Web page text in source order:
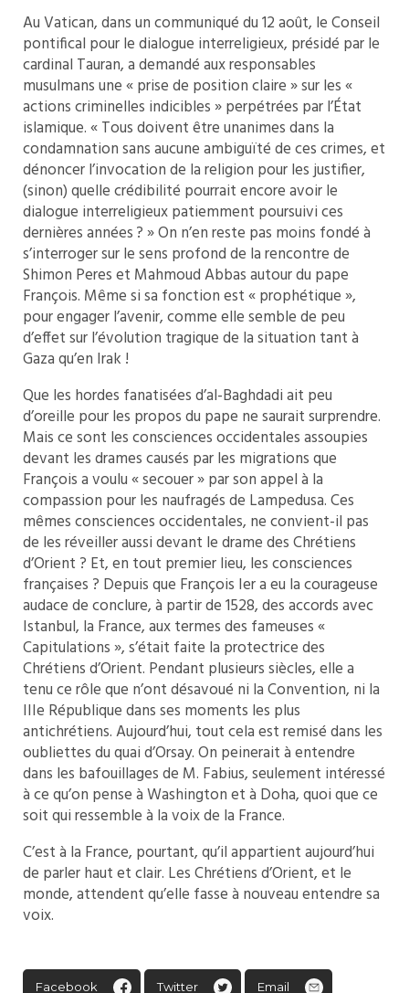
Au Vatican, dans un communiqué du 12 août, le Conseil
pontifical pour le dialogue interreligieux, présidé par le
cardinal Tauran, a demandé aux responsables
musulmans une « prise de position claire » sur les «
actions criminelles indicibles » perpétrées par l’État
islamique. « Tous doivent être unanimes dans la
condamnation sans aucune ambiguïté de ces crimes, et
dénoncer l’invocation de la religion pour les justifier,
(sinon) quelle crédibilité pourrait encore avoir le
dialogue interreligieux patiemment poursuivi ces
dernières années ? » On n’en reste pas moins fondé à
s’interroger sur le sens profond de la rencontre de
Shimon Peres et Mahmoud Abbas autour du pape
François. Même si sa fonction est « prophétique »,
pour engager l’avenir, comme elle semble de peu
d’effet sur l’évolution tragique de la situation tant à
Gaza qu’en Irak !
Que les hordes fanatisées d’al-Baghdadi ait peu
d’oreille pour les propos du pape ne saurait surprendre.
Mais ce sont les consciences occidentales assoupies
devant les drames causés par les migrations que
François a voulu « secouer » par son appel à la
compassion pour les naufragés de Lampedusa. Ces
mêmes consciences occidentales, ne convient-il pas
de les réveiller aussi devant le drame des Chrétiens
d’Orient ? Et, en tout premier lieu, les consciences
françaises ? Depuis que François Ier a eu la courageuse
audace de conclure, à partir de 1528, des accords avec
Istanbul, la France, aux termes des fameuses «
Capitulations », s’était faite la protectrice des
Chrétiens d’Orient. Pendant plusieurs siècles, elle a
tenu ce rôle que n’ont désavoué ni la Convention, ni la
IIIe République dans ses moments les plus
antichrétiens. Aujourd’hui, tout cela est remisé dans les
oubliettes du quai d’Orsay. On peinerait à entendre
dans les bafouillages de M. Fabius, seulement intéressé
à ce qu’on pense à Washington et à Doha, quoi que ce
soit qui ressemble à la voix de la France.
C’est à la France, pourtant, qu’il appartient aujourd’hui
de parler haut et clair. Les Chrétiens d’Orient, et le
monde, attendent qu’elle fasse à nouveau entendre sa
voix.
Facebook Twitter Email